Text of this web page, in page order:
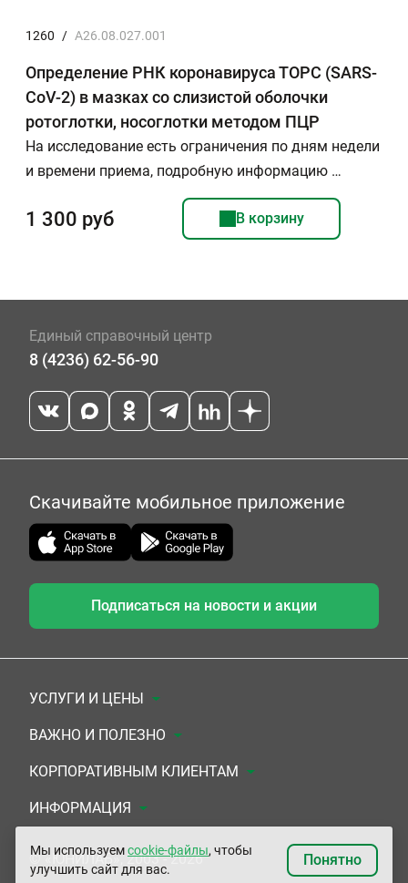
1260 / A26.08.027.001
Определение РНК коронавируса ТОРС (SARS-
CoV-2) в мазках со слизистой оболочки
ротоглотки, носоглотки методом ПЦР
На исследование есть ограничения по дням недели
и времени приема, подробную информацию …
1 300 руб В корзину
Единый справочный центр
8 (4236) 62-56-90
Скачивайте мобильное приложение
Подписаться на новости и акции
УСЛУГИ И ЦЕНЫ
Анализы
Комплексы
УЗИ
ЭКГ/Холтер/СМАД
ВАЖНО И ПОЛЕЗНО
Документы для заключения договора
Система скидок
Подарочные сертификаты
КОРПОРАТИВНЫМ КЛИЕНТАМ
Медицинским организациям
Прочим организациям
ИНФОРМАЦИЯ
О Компании
© «ЮНИЛАБ», 2003 - 2026
Мы используемcookie-файлы, чтобы
улучшить сайт для вас.
Понятно